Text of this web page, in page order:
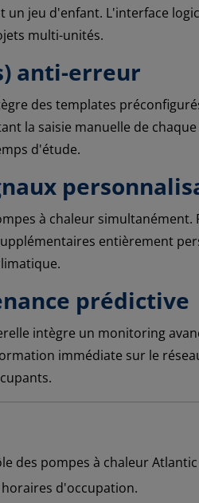
un jeu d'enfant. L'interface
multi-unités.
anti-erreur
des templates
la saisie manuelle de
d'étude.
à chaleur simultanément.
entièrement
prédictive
intègre un monitoring
immédiate sur le
des pompes à chaleur
d'occupation.